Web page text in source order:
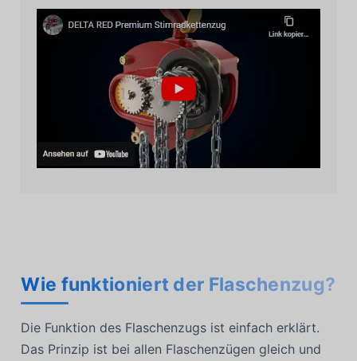
Wie funktioniert der Flaschenzug?
Die Funktion des Flaschenzugs ist einfach erklärt.
Das Prinzip ist bei allen Flaschenzügen gleich und